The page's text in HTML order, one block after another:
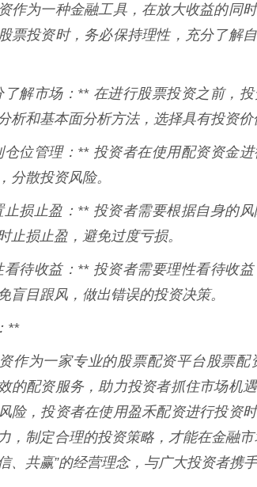
作为一种金融工具，在放大收益的同
票投资时，务必保持理性，充分了解
了解市场：** 在进行股票投资之前，
析和基本面分析方法，选择具有投资价
仓位管理：** 投资者在使用配资资金
分散投资风险。
止损止盈：** 投资者需要根据自身的
止损止盈，避免过度亏损。
看待收益：** 投资者需要理性看待收
盲目跟风，做出错误的投资决策。
**
作为一家专业的股票配资平台股票
的配资服务，助力投资者抓住市场机
险，投资者在使用盈禾配资进行投资
，制定合理的投资策略，才能在金融
、共赢”的经营理念，与广大投资者携